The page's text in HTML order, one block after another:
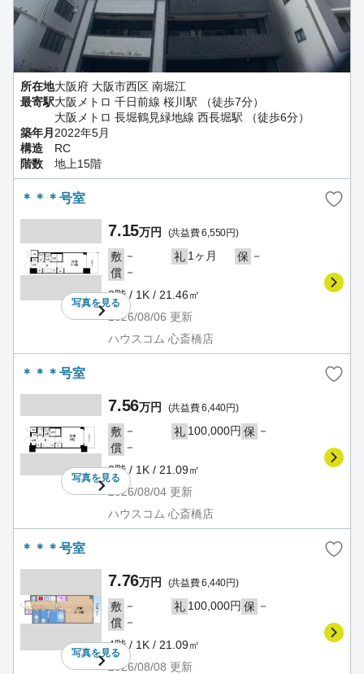
所在地大阪府 大阪市西区 南堀江
最寄駅大阪メトロ 千日前線 桜川駅 （徒歩7分）
大阪メトロ 長堀鶴見緑地線 西長堀駅 （徒歩6分）
築年月2022年5月
構造
RC
階数
地上15階
＊＊＊号室
写真を見る
7.15万円 (共益費 6,550円)
敷 － 礼 1ヶ月 保 －
償 －
8階 / 1K / 21.46㎡
2026/08/06 更新
ハウスコム 心斎橋店
＊＊＊号室
写真を見る
7.56万円 (共益費 6,440円)
敷 － 礼 100,000円 保 －
償 －
2階 / 1K / 21.09㎡
2026/08/04 更新
ハウスコム 心斎橋店
＊＊＊号室
写真を見る
7.76万円 (共益費 6,440円)
敷 － 礼 100,000円 保 －
償 －
4階 / 1K / 21.09㎡
2026/08/08 更新